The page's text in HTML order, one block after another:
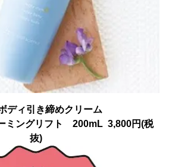
ディ引き締めクリーム
ミングリフト 200mL 3,800円(税
抜)